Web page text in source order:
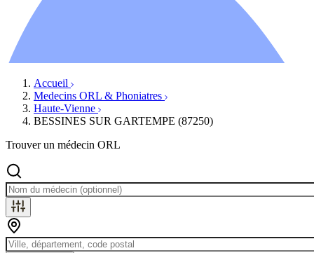
Évènements
Accueil
Medecins ORL & Phoniatres
Haute-Vienne
BESSINES SUR GARTEMPE (87250)
Trouver un médecin ORL